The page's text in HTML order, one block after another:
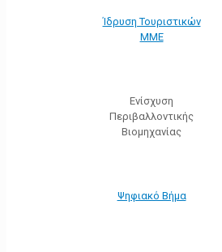
Ίδρυση Τουριστικών
ΜΜΕ
Ενίσχυση
Περιβαλλοντικής
Βιομηχανίας
Ψηφιακό Βήμα